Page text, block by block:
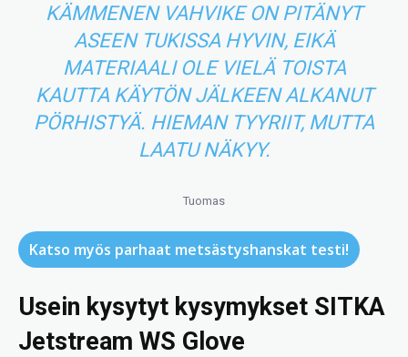
KÄMMENEN VAHVIKE ON PITÄNYT
ASEEN TUKISSA HYVIN, EIKÄ
MATERIAALI OLE VIELÄ TOISTA
KAUTTA KÄYTÖN JÄLKEEN ALKANUT
PÖRHISTYÄ. HIEMAN TYYRIIT, MUTTA
LAATU NÄKYY.
Tuomas
Katso myös parhaat metsästyshanskat testi!
Usein kysytyt kysymykset SITKA
Jetstream WS Glove